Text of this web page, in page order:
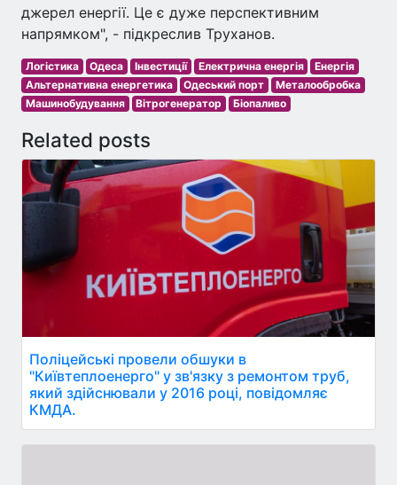
джерел енергії. Це є дуже перспективним
напрямком", - підкреслив Труханов.
Логістика Одеса Інвестиції Електрична енергія
Енергія
Альтернативна енергетика
Одеський порт
Металообробка
Машинобудування
Вітрогенератор Біопаливо
Related posts
Поліцейські провели обшуки в
"Київтеплоенерго" у зв'язку з ремонтом труб,
який здійснювали у 2016 році, повідомляє
КМДА.